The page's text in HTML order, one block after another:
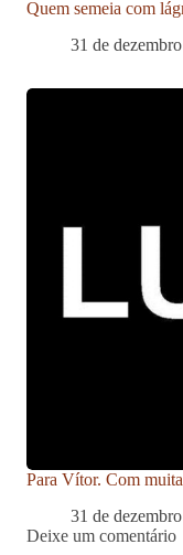
Quem semeia com
31 de
Para Vítor. Com
31 de
Deixe um comentário